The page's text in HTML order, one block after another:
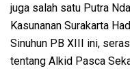
juga salah satu Putra
Kasunanan Surakarta
Sinuhun PB XIII ini,
tentang Alkid Pasca